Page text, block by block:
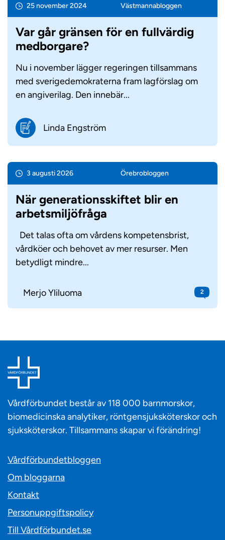
25 november 2024 Västmanna­bloggen
Var går gränsen för en fullvärdig
medborgare?
Nu i november lägger regeringen tillsammans
med sverigedemokraterna fram lagförslag om
en angiverilag. Den innebär...
Linda Engström
3 augusti 2026 Örebro­bloggen
När generationsskiftet blir en
arbetsmiljöfråga
Det talas ofta om vårdens kompetensbrist,
vårdköer och behovet av mer resurser. Men
betydligt mindre...
Merjo Yliluoma 2
Vårdförbundet består av 118 000 barnmorskor,
biomedicinska analytiker, röntgensjuksköterskor och
sjuksköterskor. Tillsammans skapar vi förändring!
Vårdförbundetbloggen
Om bloggarna
Kontakt
Personuppgiftspolicy
Till Vårdförbundet.se